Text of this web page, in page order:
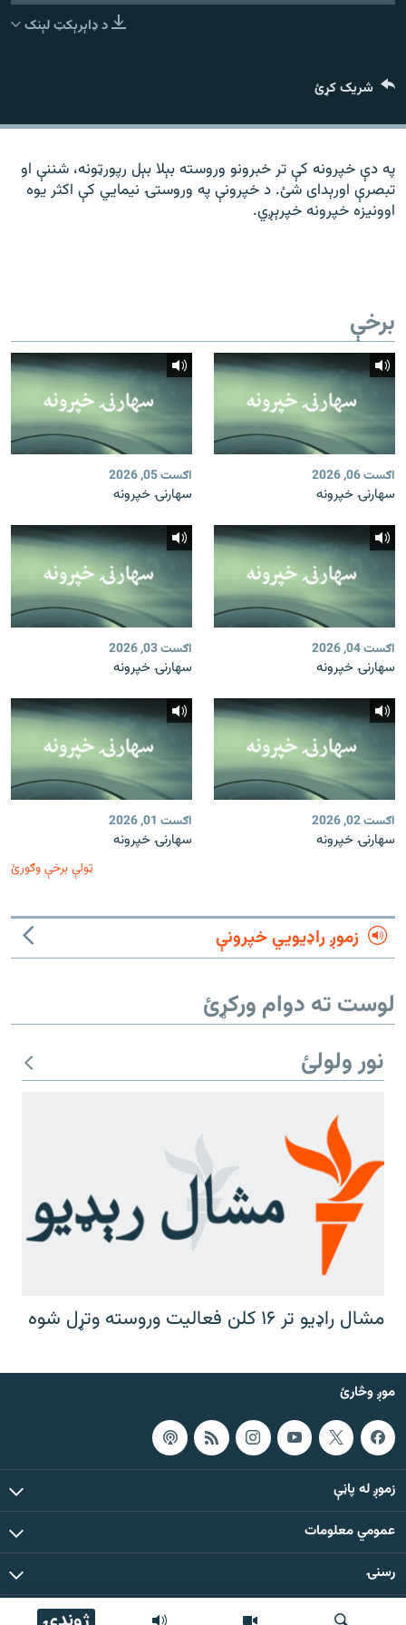
د ازادې اروپا راډیو ټولې ووبپاڼې
د ډاېرېکټ لېنک
شریک کړئ
په دې خپرونه کې تر خبرونو وروسته بېلا بېل رپورټونه، شننې او
تبصرې اورېدای شئ. د خپرونې په وروستۍ نیمايي کې اکثر یوه
اوونیزه خپرونه خپرېږي.
برخې
اګست 06, 2026
سهارنۍ خپرونه
اګست 05, 2026
سهارنۍ خپرونه
اګست 04, 2026
سهارنۍ خپرونه
اګست 03, 2026
سهارنۍ خپرونه
اګست 02, 2026
سهارنۍ خپرونه
اګست 01, 2026
سهارنۍ خپرونه
ټولې برخې وګورئ
زموږ راډیويي خپرونې
لوست ته دوام ورکړئ
نور ولولئ
مشال راډیو تر ۱۶ کلن فعالیت وروسته وتړل شوه
موږ وڅارئ
زموږ له پاڼې
عمومي معلومات
رسنۍ
د دې ووبپاڼې د ټولو مطالبو حقوق له مشال راډیو سره خوندي دي